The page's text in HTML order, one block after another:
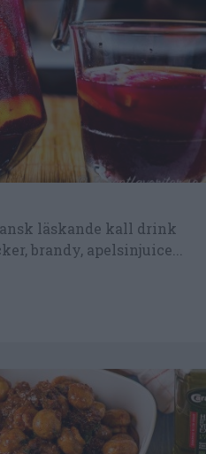
läskande kall drink
brandy, apelsinjuice...